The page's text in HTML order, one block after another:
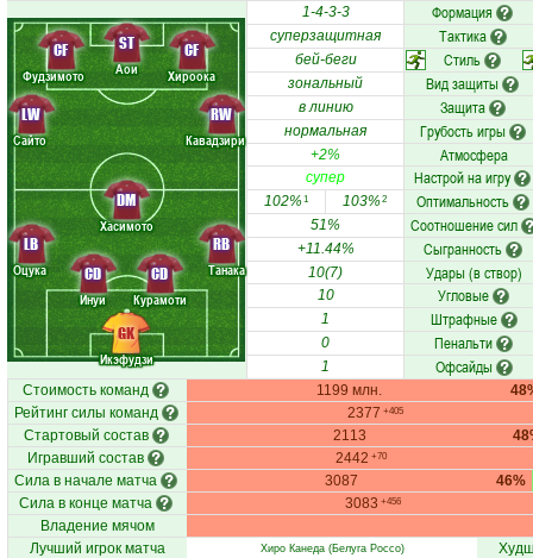
Икэфудзи
Оцука
Инуи
Курамоти
Танака
Сайто
Хасимото
Кавадзири
Аои
Фудзимото Хироока
GK
LB
CD
CD
RB
LW
DM
RW
ST
CF CF
1-4-3-3 Формация
суперзащитная Тактика
бей-беги Стиль
зональный Вид защиты
в линию Защита
нормальная Грубость игры
+2% Атмосфера
супер Настрой на игру
102%1 103%2 Оптимальность
51% Соотношение сил
+11.44% Сыгранность
10(7) Удары (в створ)
10 Угловые
1 Штрафные
0 Пенальти
1 Офсайды
Стоимость команд 1199 млн.
Рейтинг силы команд
2377 +405
Стартовый состав 2113
Игравший состав
2442 +70
Сила в начале матча 3087
46%
Сила в конце матча
3083 +456
Владение мячом
Лучший игрок матча
Хиро Канеда(Белуга Россо)